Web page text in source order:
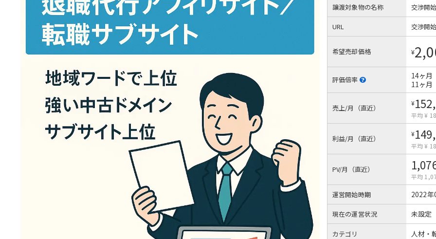
譲渡対象物の名称 交渉開
URL 交渉開
希望売却価格 ¥
評価倍率 14ヶ月
11ヶ月
売上/月（直近）
¥
平均 ¥
利益/月（直近）
¥
平均 ¥
PV/月（直近）
平均
運営開始時期 2022年
現在の運営状況 未設定
カテゴリ 人材・